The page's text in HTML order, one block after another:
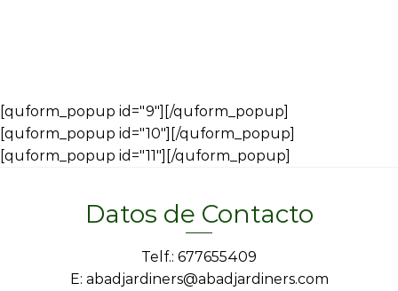
[quform_popup id="9"][/quform_popup]
[quform_popup id="10"][/quform_popup]
[quform_popup id="11"][/quform_popup]
Datos de Contacto
Telf.: 677655409
E: abadjardiners@abadjardiners.com